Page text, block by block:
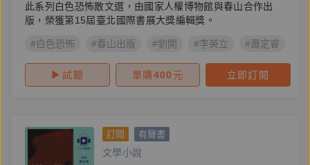
此系列白色恐怖散文選，由國家人權博物館與春山合作出
版，榮獲第15屆臺北國際書展大獎編輯獎。
#白色恐怖 #春山出版 #劉開 #李英立 #蕭定睿
試聽 單購400 元 立即訂閱
訂閱 有聲書
文學小說